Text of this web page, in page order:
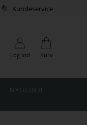
Kundeservice
Log ind Kurv
NYHEDER